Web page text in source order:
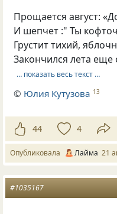
Прощается август:
И шепчет :" Ты
Грустит тихий,
Закончился лета еще
… показать весь текст …
© Юлия Кутузова 13
44 4
Опубликовала Лайма 21
#1035167